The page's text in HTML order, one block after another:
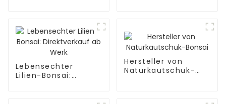
Lebensechter
Lilien-Bonsai:
Hersteller von
Naturkautschuk-